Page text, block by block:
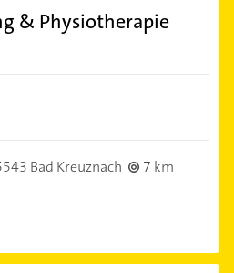
& Physiotherapie
Bad Kreuznach
7 km